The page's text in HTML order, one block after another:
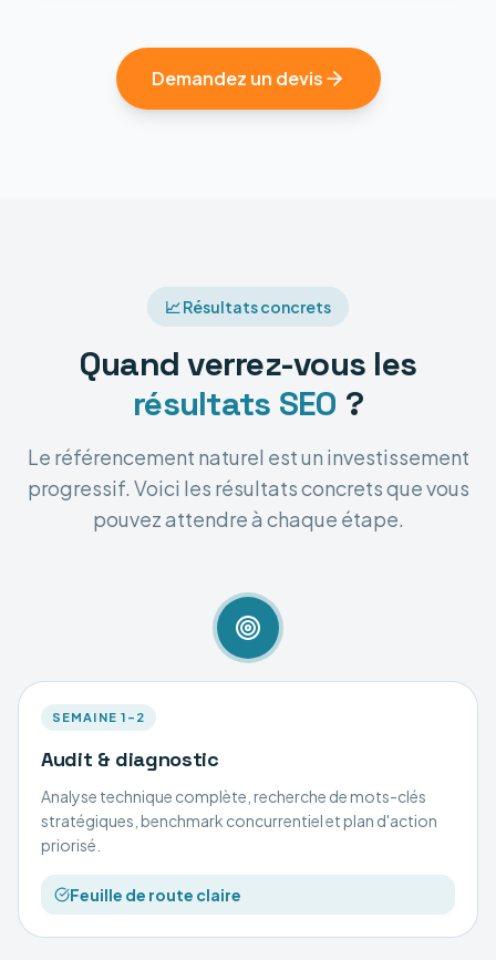
Demandez un devis
📈 Résultats concrets
Quand verrez-vous les
résultats SEO ?
Le référencement naturel est un investissement
progressif. Voici les résultats concrets que vous
pouvez attendre à chaque étape.
SEMAINE 1–2
Audit & diagnostic
Analyse technique complète, recherche de mots-clés
stratégiques, benchmark concurrentiel et plan d'action
priorisé.
Feuille de route claire